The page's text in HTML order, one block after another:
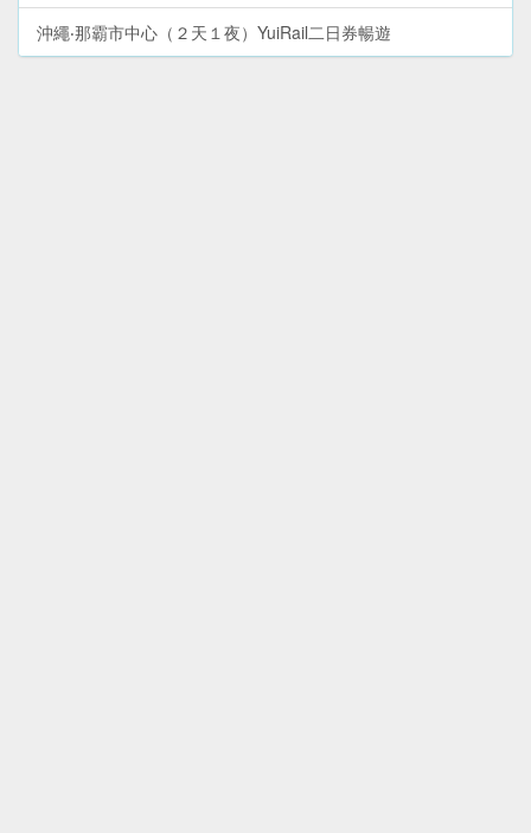
沖繩‧那霸市中心（２天１夜）YuiRail二日券暢遊